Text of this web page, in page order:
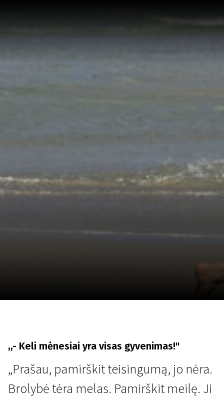
,,- Keli mėnesiai yra visas gyvenimas!"
„Prašau, pamirškit teisingumą, jo nėra.
Brolybė tėra melas. Pamirškit meilę. Ji